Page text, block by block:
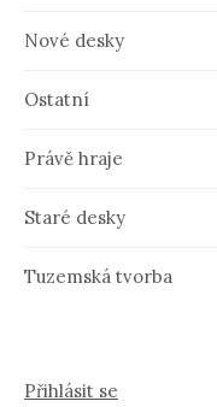
Nové desky
Ostatní
Právě hraje
Staré desky
Tuzemská tvorba
Přihlásit se